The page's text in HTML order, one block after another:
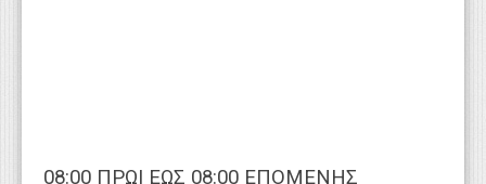
08:00 ΠΡΩΙ ΕΩΣ 08:00 ΕΠΟΜΕΝΗΣ